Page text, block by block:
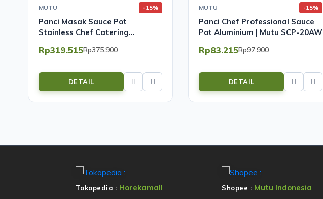
MUTU -15%
Panci Masak Sauce Pot
Stainless Chef Catering
Rp319.515Rp375.900
DETAIL
MUTU -15%
Panci Chef Professional Sauce
Pot Aluminium | Mutu SCP-20AW
Rp83.215Rp97.900
DETAIL
Tokopedia : Horekamall Shopee : Mutu Indonesia